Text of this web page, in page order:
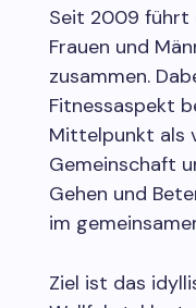
Seit 2009 führt
Frauen und
zusammen.
Fitnessaspekt
Mittelpunkt als
Gemeinschaft
Gehen und
im
Ziel ist das